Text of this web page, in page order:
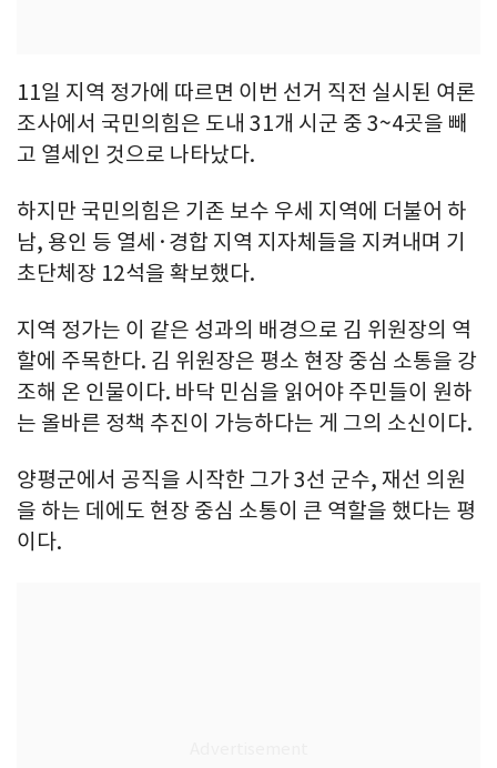
11일 지역 정가에 따르면 이번 선거 직전 실시된 여론
조사에서 국민의힘은 도내 31개 시군 중 3~4곳을 빼
고 열세인 것으로 나타났다.
하지만 국민의힘은 기존 보수 우세 지역에 더불어 하
남, 용인 등 열세·경합 지역 지자체들을 지켜내며 기
초단체장 12석을 확보했다.
지역 정가는 이 같은 성과의 배경으로 김 위원장의 역
할에 주목한다. 김 위원장은 평소 현장 중심 소통을 강
조해 온 인물이다. 바닥 민심을 읽어야 주민들이 원하
는 올바른 정책 추진이 가능하다는 게 그의 소신이다.
양평군에서 공직을 시작한 그가 3선 군수, 재선 의원
을 하는 데에도 현장 중심 소통이 큰 역할을 했다는 평
이다.